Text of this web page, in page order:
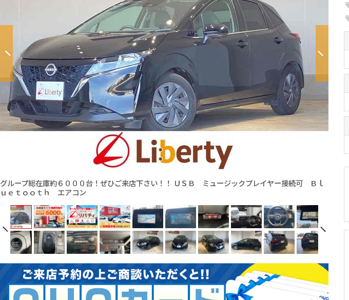
グループ総在庫約６０００台！ぜひご来店下さい！！ ＵＳＢ ミュージックプレイヤー接続可 Ｂｌ
ｕｅｔｏｏｔｈ エアコン